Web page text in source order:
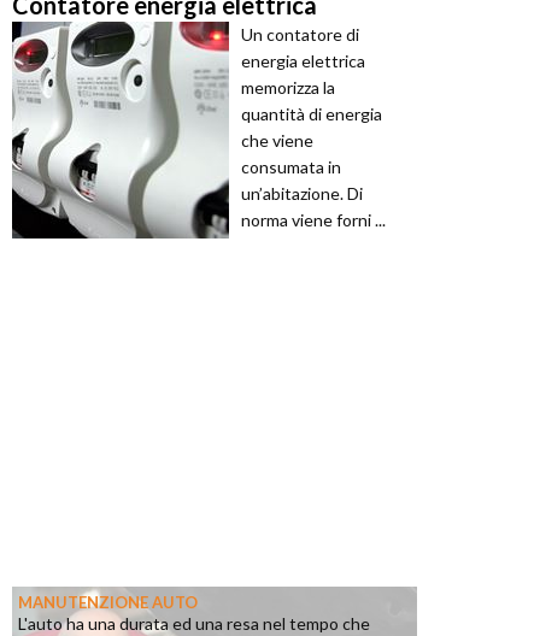
Un contatore di
energia elettrica
memorizza la
quantità di energia
che viene
consumata in
un’abitazione. Di
norma viene forni ...
MANUTENZIONE AUTO
L'auto ha una durata ed una resa nel tempo che